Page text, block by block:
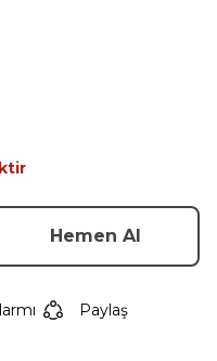
Hemen Al
Paylaş